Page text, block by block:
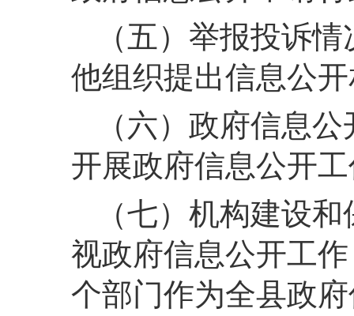
（五）举报投诉情
他组织提出信息公
（六）政府信息
开展政府信息公开
（七）机构建设
视政府信息公开工
个部门作为全县政